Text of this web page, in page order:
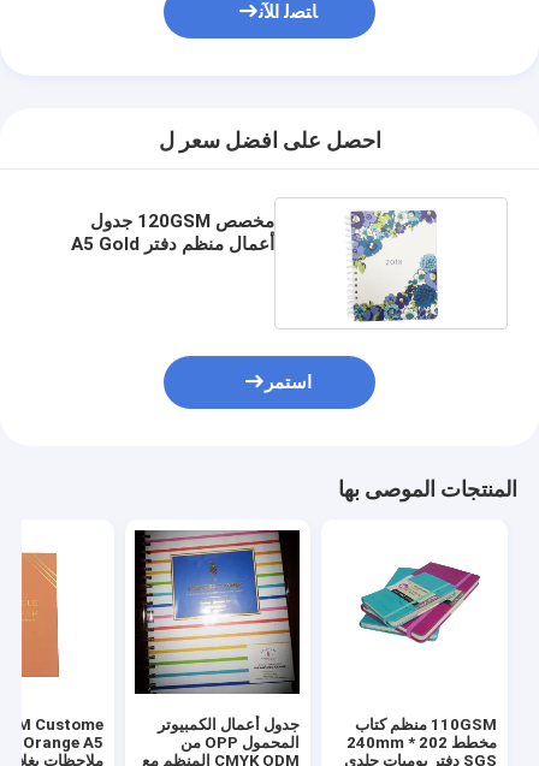
ﺎﺘﺼﻟ ﺍﻶﻧ
احصل على افضل سعر ل
مخصص 120GSM جدول
أعمال منظم دفتر A5 Gold
استمر
المنتجات الموصى بها
110GSM منظم كتاب
مخطط 202 * 240mm
SGS دفتر يوميات جلدي
جدول أعمال الكمبيوتر
المحمول OPP من
CMYK ODM المنظم مع
ملاحظات